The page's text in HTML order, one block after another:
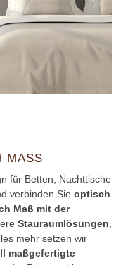
für Betten, Nachttische
verbinden Sie optisch
Maß mit der
Stauraumlösungen,
mehr setzen wir
maßgefertigte